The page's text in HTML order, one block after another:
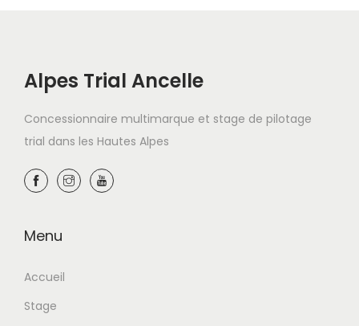
Alpes Trial Ancelle
Concessionnaire multimarque et stage de pilotage
trial dans les Hautes Alpes
Menu
Accueil
Stage